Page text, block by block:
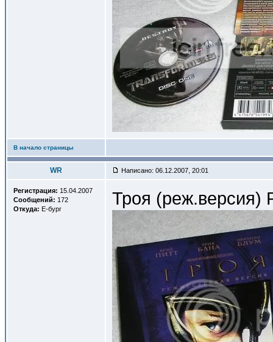
В начало страницы
WR Написано: 06.12.2007, 20:01
Регистрация: 15.04.2007
Сообщений: 172
Откуда: Е-бург
Троя (реж.версия)